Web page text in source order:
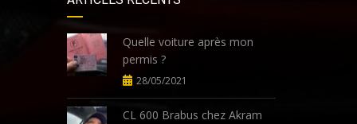
Quelle voiture après mon
permis ?
28/05/2021
CL 600 Brabus chez Akram